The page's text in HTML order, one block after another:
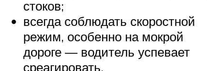
стоков;
всегда соблюдать скоростной
режим, особенно на мокрой
дороге — водитель успевает
среагировать.